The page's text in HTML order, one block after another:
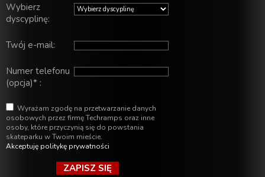
Wybierz
dyscyplinę:
Twój e-mail:
Numer telefonu
(opcja)* :
Wyrażam zgodę na przetwarzanie danych
osobowych przez firmę Techramps oraz inne
osoby, które przyczynią się do powstania
skateparku w Twoim mieście.
Akceptuję politykę prywatności